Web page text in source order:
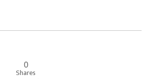
0
Shares